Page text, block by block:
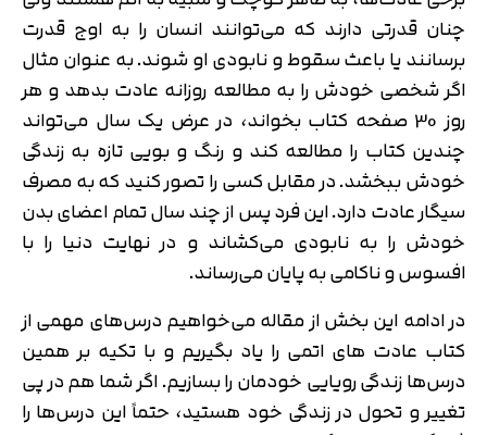
چنان قدرتی دارند که می‌توانند انسان را به اوج قدرت
برسانند یا باعث سقوط و نابودی او شوند. به عنوان مثال
اگر شخصی خودش را به مطالعه روزانه عادت بدهد و هر
روز 30 صفحه کتاب بخواند، در عرض یک سال می‌تواند
چندین کتاب را مطالعه کند و رنگ و بویی تازه به زندگی
خودش ببخشد. در مقابل کسی را تصور کنید که به مصرف
سیگار عادت دارد. این فرد پس از چند سال تمام اعضای بدن
خودش را به نابودی می‌کشاند و در نهایت دنیا را با
افسوس و ناکامی به پایان می‌رساند.
در ادامه این بخش از مقاله می‌خواهیم درس‌های مهمی از
کتاب عادت های اتمی را یاد بگیریم و با تکیه بر همین
درس‌ها زندگی رویایی خودمان را بسازیم. اگر شما هم در پی
تغییر و تحول در زندگی خود هستید، حتماً این درس‌ها را